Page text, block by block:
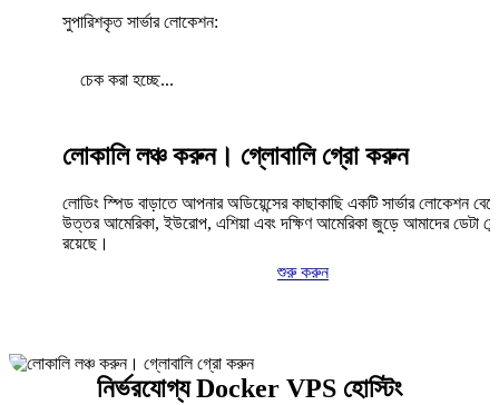
সুপারিশকৃত সার্ভার লোকেশন:
চেক করা হচ্ছে...
লোকালি লঞ্চ করুন। গ্লোবালি গ্রো করুন
লোডিং স্পিড বাড়াতে আপনার অডিয়েন্সের কাছাকাছি একটি সার্ভার লোকেশন
উত্তর আমেরিকা, ইউরোপ, এশিয়া এবং দক্ষিণ আমেরিকা জুড়ে আমাদের ডেটা
রয়েছে।
শুরু করুন
নির্ভরযোগ্য Docker VPS হোস্টিং